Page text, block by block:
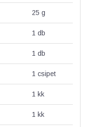
25 g
1 db
1 db
1 csipet
1 kk
1 kk